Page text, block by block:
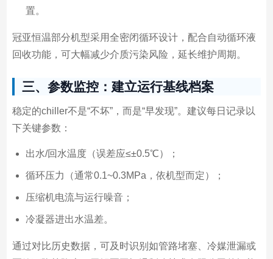
置。
冠亚恒温部分机型采用全密闭循环设计，配合自动循环液
回收功能，可大幅减少介质污染风险，延长维护周期。
三、参数监控：建立运行基线档案
稳定的chiller不是“不坏”，而是“早发现”。建议每日记录以
下关键参数：
出水/回水温度（误差应≤±0.5℃）；
循环压力（通常0.1~0.3MPa，依机型而定）；
压缩机电流与运行噪音；
冷凝器进出水温差。
通过对比历史数据，可及时识别如管路堵塞、冷媒泄漏或